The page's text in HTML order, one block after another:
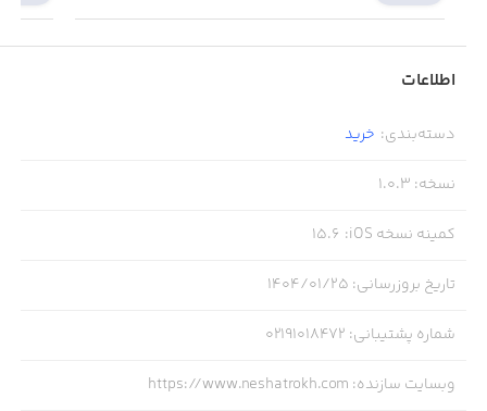
اطلاعات
دسته‌بندی: خرید
نسخه:
1.0.3
کمینه نسخه iOS :
15.6
تاریخ بروزرسانی: ۱۴۰۴/۰۱/۲۵
شماره پشتیبانی:
02191018472
وبسایت سازنده:
https://www.neshatrokh.com